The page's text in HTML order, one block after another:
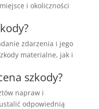
i okoliczności
zdarzenia i jego
materialne, jak i
szkody?
napraw i
odpowiednią